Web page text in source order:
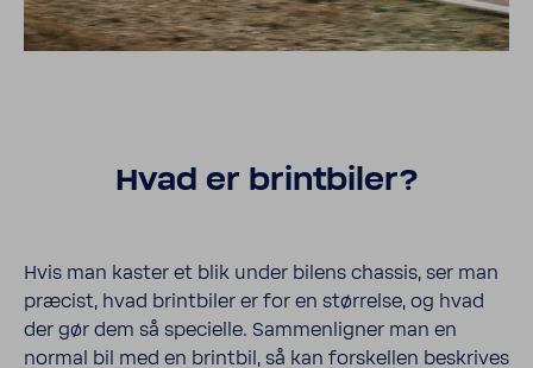
Hvad er brint­biler?
Hvis man kaster et blik under bilens chassis, ser man
præcist, hvad brint­biler er for en størrelse, og hvad
der gør dem så specielle. Sammen­ligner man en
normal bil med en brintbil, så kan forskellen beskrives